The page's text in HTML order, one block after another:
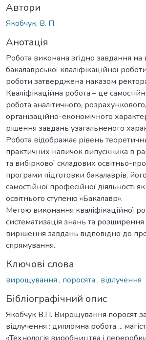
Автори
Якобчук, В. П.
Анотація
Робота виконана згідно завдання
бакалаврської кваліфікаційної
роботи затверджена наказом
Кваліфікаційна робота – це
робота аналітичного,
організаційно-економічного
рішення завдань узагальненого
Робота відображає рівень
практичних навичок випускника в
та вибіркової складових освітньо-
програми підготовки бакалаврів,
самостійної професійної діяльності
освітнього ступеню «Бакалавр».
Метою виконання кваліфікаційної
систематизація знань та
вирішення завдань відповідно до
спрямування.
Ключові слова
вирощування , поросята , відлучення
Бібліографічний опис
Якобчук В.П. Вирощування поросят за
відлучення : дипломна робота ...